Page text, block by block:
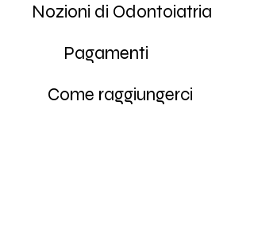
Nozioni di Odontoiatria
Pagamenti
Come raggiungerci